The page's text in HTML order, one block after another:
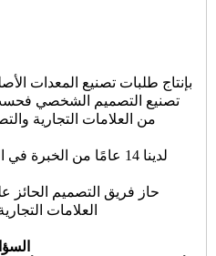
تصنيع التصميم الشخصي
من العلامات التجارية
العلامات